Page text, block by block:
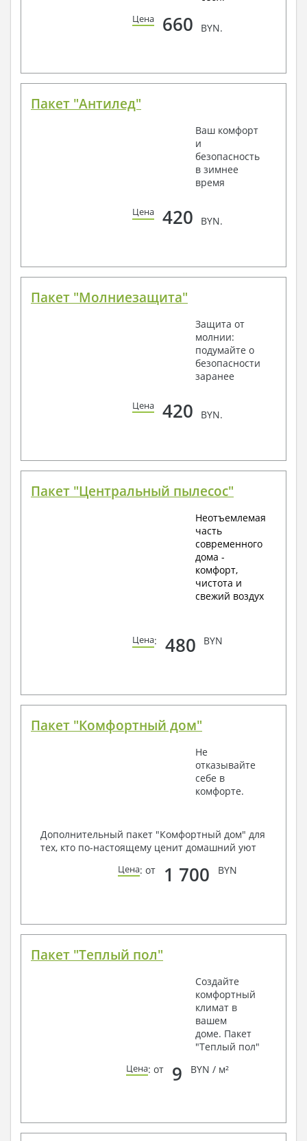
Цена 660 BYN.
Пакет "Антилед"
Ваш комфорт
и
безопасность
в зимнее
время
Цена 420 BYN.
Пакет "Молниезащита"
Защита от
молнии:
подумайте о
безопасности
заранее
Цена 420 BYN.
Пакет "Центральный пылесос"
Неотъемлемая
часть
современного
дома -
комфорт,
чистота и
свежий воздух
Цена: 480 BYN
Пакет "Комфортный дом"
Не
отказывайте
себе в
комфорте.
Дополнительный пакет "Комфортный дом" для
тех, кто по-настоящему ценит домашний уют
Цена: от 1 700 BYN
Пакет "Теплый пол"
Создайте
комфортный
климат в
вашем
доме. Пакет
"Теплый пол"
Цена: от 9 BYN / м²